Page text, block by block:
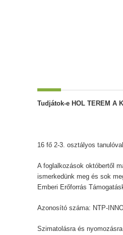
Tudjátok-e HOL TEREM A
16 fő 2-3. osztályos
A foglalkozások októbertől
ismerkedünk meg és sok
Emberi Erőforrás
Azonosító száma: NTP-
Szimatolásra és